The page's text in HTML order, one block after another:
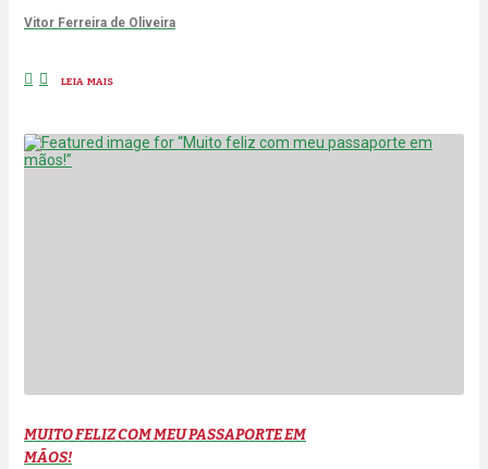
Vitor Ferreira de Oliveira
LEIA MAIS
MUITO FELIZ COM MEU PASSAPORTE EM
MÃOS!